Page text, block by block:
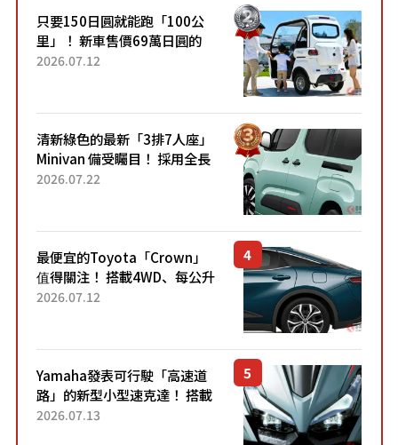
只要150日圓就能跑「100公
里」！ 新車售價69萬日圓的
「3人座」Trike大受歡迎！ 順
2026.07.12
清新綠色的最新「3排7人座」
Minivan 備受矚目！ 採用全長
4.7公尺剛剛好的車身尺寸與
2026.07.22
最便宜的Toyota「Crown」
值得關注！ 搭載4WD、每公升
22.4公里低油耗表現超亮眼！
2026.07.12
Yamaha發表可行駛「高速道
路」的新型小型速克達！ 搭載
能享受超強勁「渦輪感」的動
2026.07.13